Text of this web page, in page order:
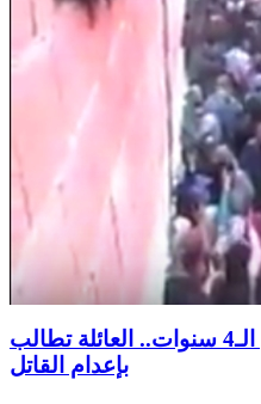
فيديو : خلال جنازة طفل الـ4 سنوات.. العائلة تطالب
بإعدام القاتل